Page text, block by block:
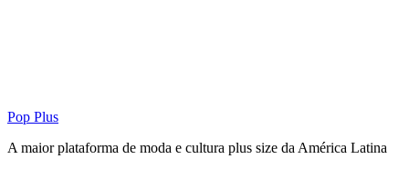
Pop Plus
A maior plataforma de moda e cultura plus size da América Latina